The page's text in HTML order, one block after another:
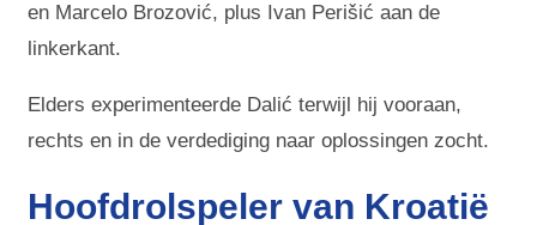
en Marcelo Brozović, plus Ivan Perišić aan de
linkerkant.
Elders experimenteerde Dalić terwijl hij vooraan,
rechts en in de verdediging naar oplossingen zocht.
Hoofdrolspeler van Kroatië